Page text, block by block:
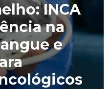
INCA
na
e